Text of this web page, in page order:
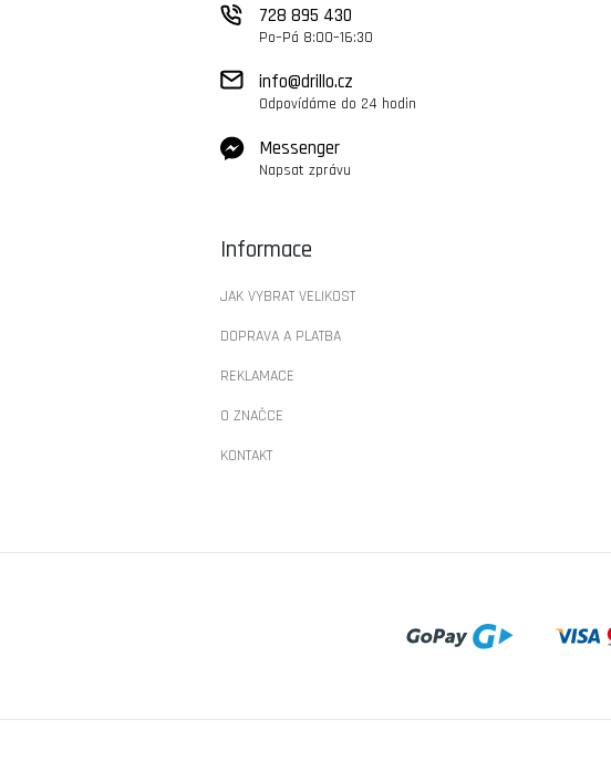
728 895 430
Po–Pá 8:00–16:30
info@drillo.cz
Odpovídáme do 24 hodin
Messenger
Napsat zprávu
Informace
JAK VYBRAT VELIKOST
DOPRAVA A PLATBA
REKLAMACE
O ZNAČCE
KONTAKT